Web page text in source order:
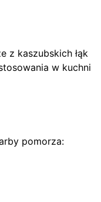
z kaszubskich łąk
w kuchni
pomorza: